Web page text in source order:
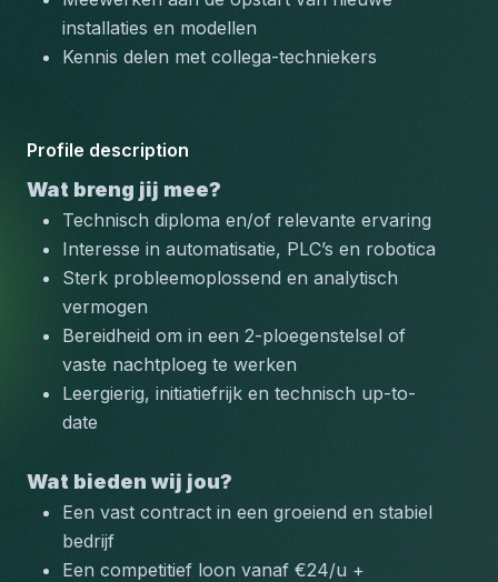
installaties en modellen
Kennis delen met collega-techniekers
Profile description
Wat breng jij mee?
Technisch diploma en/of relevante ervaring
Interesse in automatisatie, PLC’s en robotica
Sterk probleemoplossend en analytisch
vermogen
Bereidheid om in een 2-ploegenstelsel of
vaste nachtploeg te werken
Leergierig, initiatiefrijk en technisch up-to-
date
Wat bieden wij jou?
Een vast contract in een groeiend en stabiel
bedrijf
Een competitief loon vanaf €24/u +